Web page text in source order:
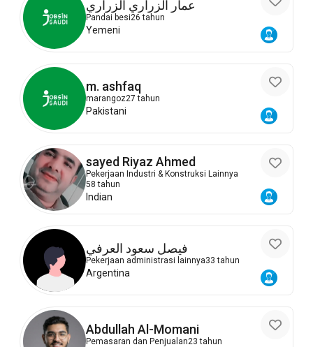
عمار الزراري الزراري
Pandai besi26 tahun
Yemeni
m. ashfaq
marangoz27 tahun
Pakistani
sayed Riyaz Ahmed
Pekerjaan Industri & Konstruksi Lainnya
58 tahun
Indian
فيصل سعود العرفي
Pekerjaan administrasi lainnya33 tahun
Argentina
Abdullah Al-Momani
Pemasaran dan Penjualan23 tahun